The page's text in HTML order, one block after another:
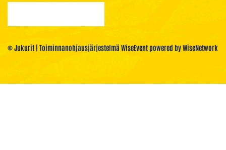
© Jukurit | Toiminnanohjausjärjestelmä WiseEventpowered byWiseNetwork